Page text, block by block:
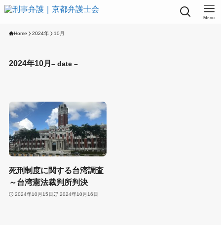
Menu
Home 2024年 10月
2024年10月 – date –
死刑制度に関する台湾調査
～台湾憲法裁判所判決
2024年10月15日 2024年10月16日